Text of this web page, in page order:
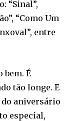
“Sinal”,
“Como Um
entre
bem. É
tão longe. E
do aniversário
especial,